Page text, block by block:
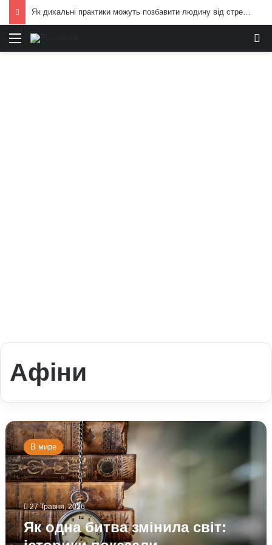
Як дихальні практики можуть позбавити людину від стресу: пояснення експертів
Меню
Афіни
Як
одна
битва
змінила
світ:
історики
показали
несподівані
наслідки
давніх
В мире
27 Травня, 2026
Як одна битва змінила світ: